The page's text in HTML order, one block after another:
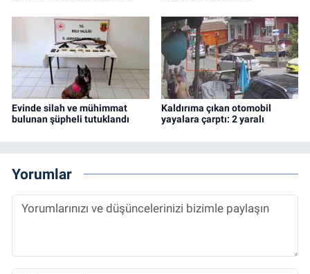
Evinde silah ve mühimmat
bulunan şüpheli tutuklandı
Kaldırıma çıkan otomobil
yayalara çarptı: 2 yaralı
Yorumlar